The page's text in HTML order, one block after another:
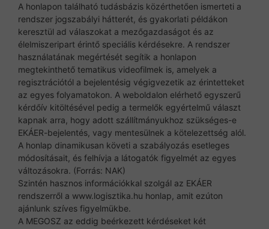
A honlapon található tudásbázis közérthetően ismerteti a
rendszer jogszabályi hátterét, és gyakorlati példákon
keresztül ad válaszokat a mezőgazdaságot és az
élelmiszeripart érintő speciális kérdésekre. A rendszer
használatának megértését segítik a honlapon
megtekinthető tematikus videofilmek is, amelyek a
regisztrációtól a bejelentésig végigvezetik az érintetteket
az egyes folyamatokon. A weboldalon elérhető egyszerű
kérdőív kitöltésével pedig a termelők egyértelmű választ
kapnak arra, hogy adott szállítmányukhoz szükséges-e
EKÁER-bejelentés, vagy mentesülnek a kötelezettség alól.
A honlap dinamikusan követi a szabályozás esetleges
módosításait, és felhívja a látogatók figyelmét az egyes
változásokra. (Forrás: NAK)
Szintén hasznos információkkal szolgál az EKÁER
rendszerről a www.logisztika.hu honlap, amit ezúton
ajánlunk szíves figyelmükbe.
A MEGOSZ az eddig beérkezett kérdéseket két